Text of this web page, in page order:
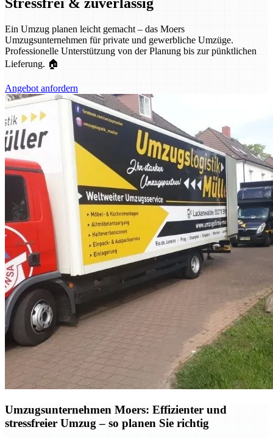
Ein Umzug planen leicht gemacht – das Moers
Umzugsunternehmen für private und gewerbliche Umzüge.
Professionelle Unterstützung von der Planung bis zur pünktlichen
Lieferung. 🏠
Angebot anfordern
Umzugsunternehmen Moers: Effizienter und
stressfreier Umzug – so planen Sie richtig